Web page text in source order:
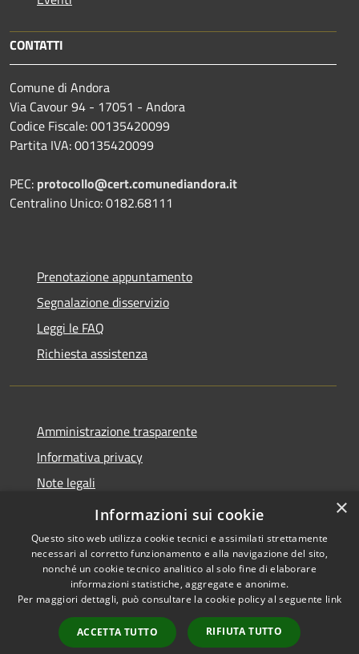
CONTATTI
Comune di Andora
Via Cavour 94 - 17051 - Andora
Codice Fiscale: 00135420099
Partita IVA: 00135420099
PEC: protocollo@cert.comunediandora.it
Centralino Unico: 0182.68111
Prenotazione appuntamento
Segnalazione disservizio
Leggi le FAQ
Richiesta assistenza
Amministrazione trasparente
Informativa privacy
Note legali
Dichiarazione di accessibilità
Accessibilità
Copyright © 2026 • Comune di
Andora • Powered by
Municipium•
Accesso
redazione
×
Informazioni sui cookie
Questo sito web utilizza cookie tecnici e assimilati strettamente
necessari al corretto funzionamento e alla navigazione del sito,
nonché un cookie tecnico analitico al solo fine di elaborare
informazioni statistiche, aggregate e anonime.
Per maggiori dettagli, può consultare la cookie policy al seguente link
ACCETTA TUTTO RIFIUTA TUTTO